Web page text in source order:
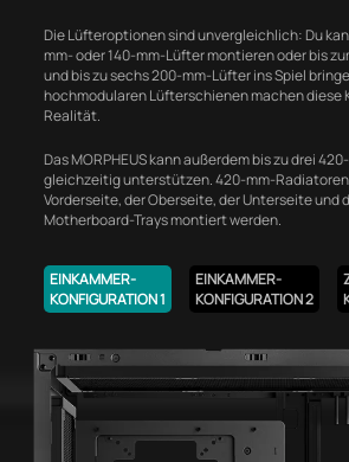
Die Lüfteroptionen sind unvergleichlich: Du
mm- oder 140-mm-Lüfter montieren oder bis
und bis zu sechs 200-mm-Lüfter ins Spiel
hochmodularen Lüfterschienen machen diese
Realität.
Das MORPHEUS kann außerdem bis zu drei
gleichzeitig unterstützen. 420-mm-Radiatoren
Vorderseite, der Oberseite, der Unterseite und
Motherboard-Trays montiert werden.
EINKAMMER-
KONFIGURATION 1
EINKAMMER-
KONFIGURATION 2